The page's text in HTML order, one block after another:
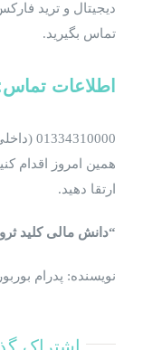
دیجیتال و ترید
تماس بگیرید.
اطلاعات تماس
01334310000 (داخلی 115)
همین امروز اقدام
ارتقا دهید.
“دانش مالی کلید
نویسنده: پدرام بوربور